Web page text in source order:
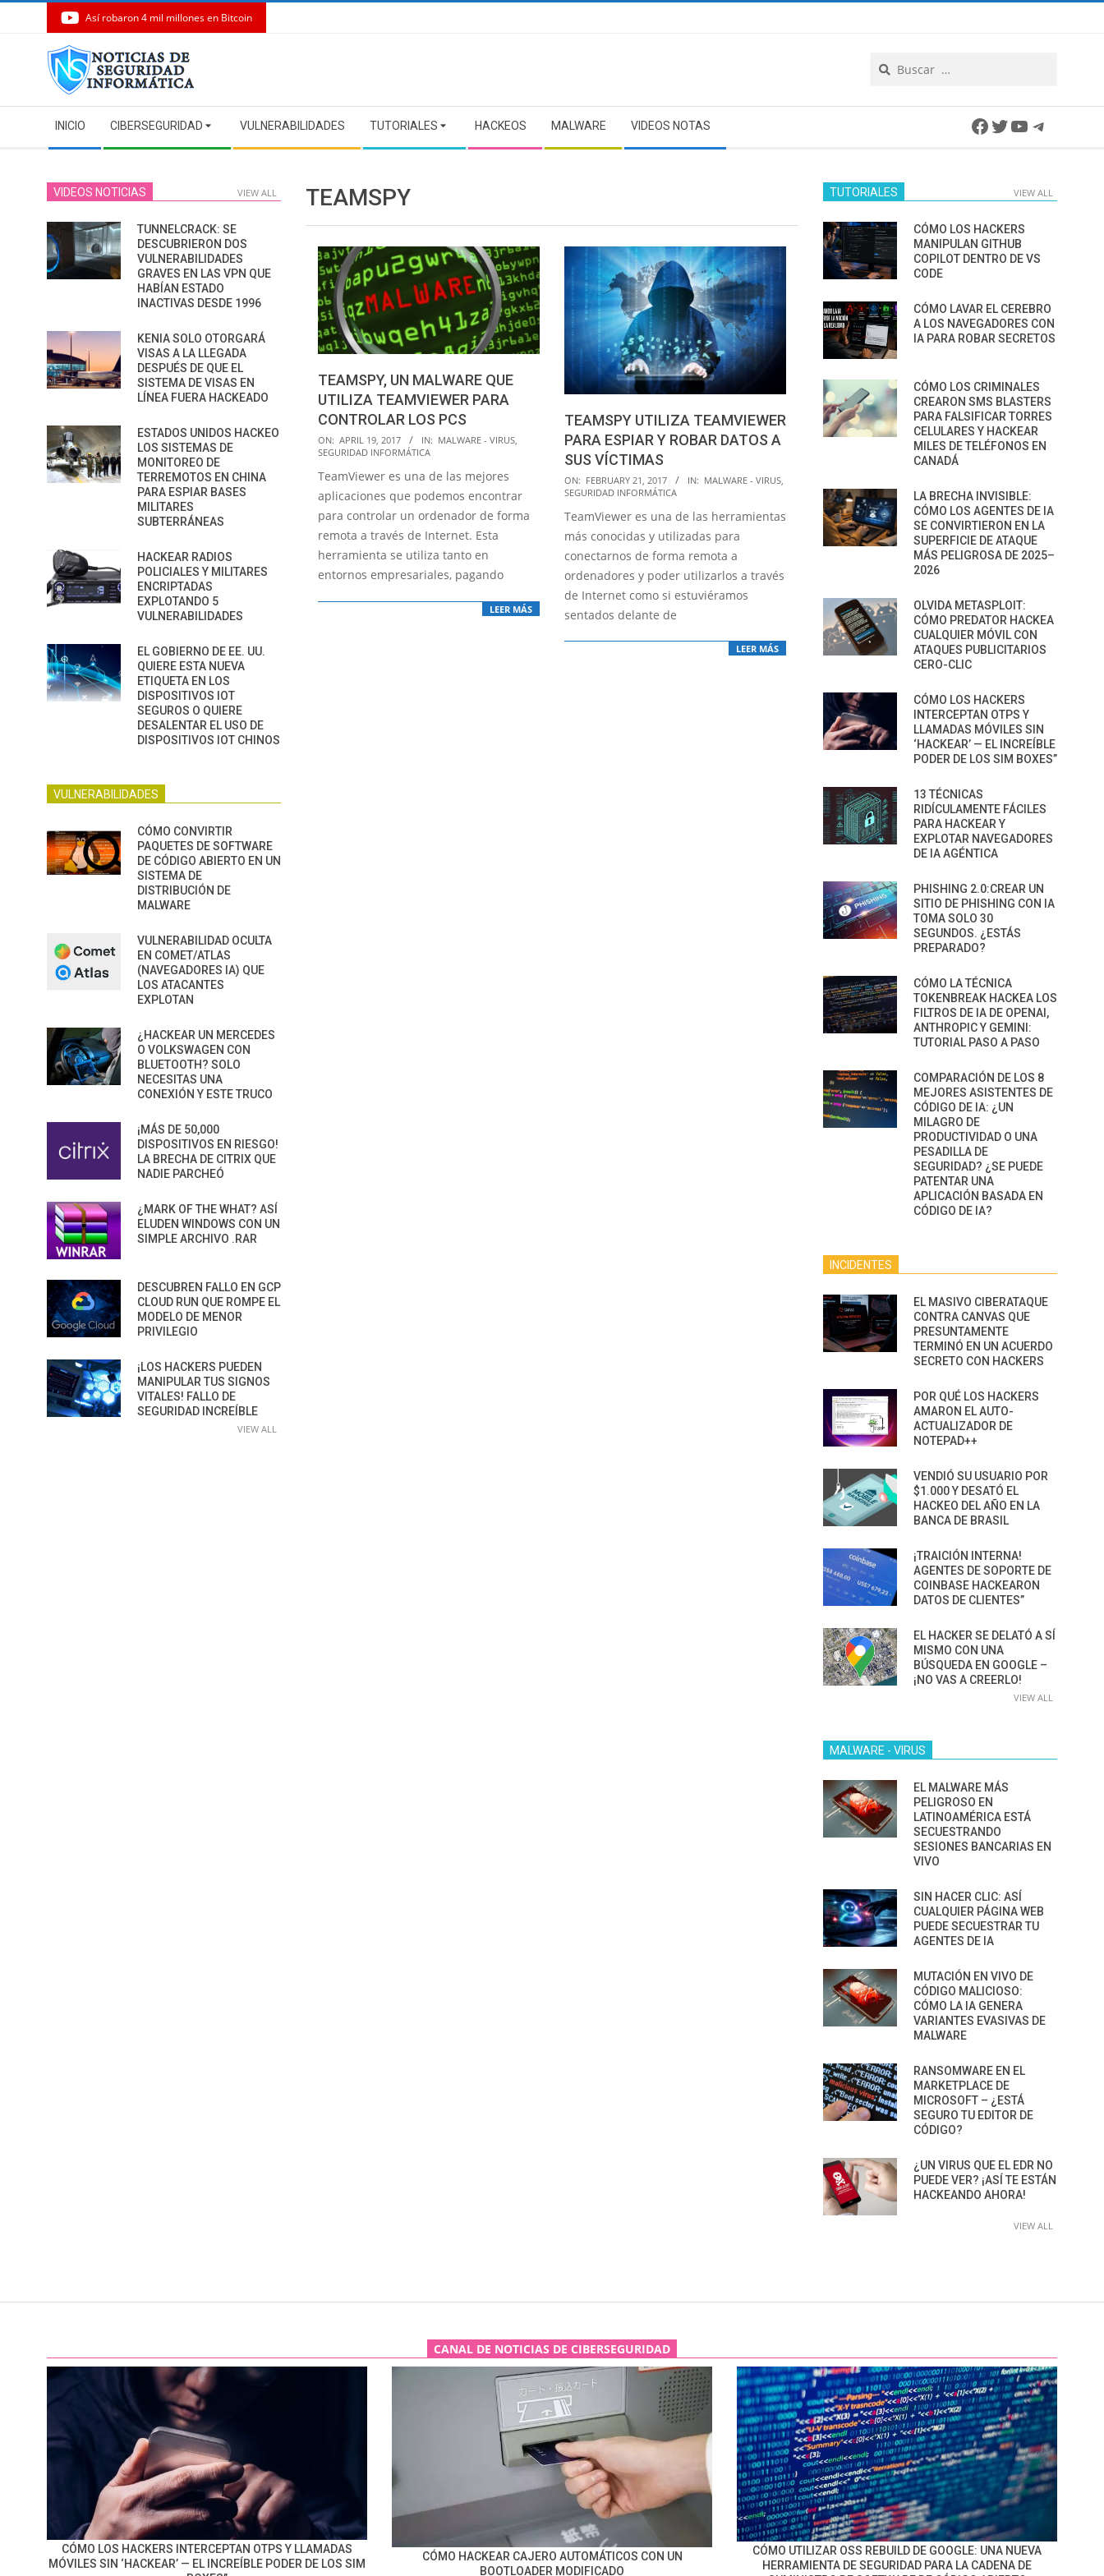
Así robaron 4 mil millones en Bitcoin
Navigation
Menu
INICIO CIBERSEGURIDAD VULNERABILIDADES TUTORIALES HACKEOS MALWARE VIDEOS NOTAS Facebook
Twitter
YouTube
TEAMSPY
TEAMSPY, UN MALWARE QUE
UTILIZA TEAMVIEWER PARA
CONTROLAR LOS PCS
2017-
04-
19
ON: APRIL 19, 2017 IN: MALWARE - VIRUS,
SEGURIDAD INFORMÁTICA
TeamViewer es una de las mejores
aplicaciones que podemos encontrar
para controlar un ordenador de forma
remota a través de Internet. Esta
herramienta se utiliza tanto en
entornos empresariales, pagando
LEER MÁS
TEAMSPY UTILIZA TEAMVIEWER
PARA ESPIAR Y ROBAR DATOS A
SUS VÍCTIMAS
2017-
02-
21
ON: FEBRUARY 21, 2017 IN: MALWARE - VIRUS
SEGURIDAD INFORMÁTICA
TeamViewer es una de las herramientas
más conocidas y utilizadas para
conectarnos de forma remota a
ordenadores y poder utilizarlos a través
de Internet como si estuviéramos
sentados delante de
LEER MÁS
VIDEOS NOTICIAS VIEW ALL
TUNNELCRACK: SE
DESCUBRIERON DOS
VULNERABILIDADES
GRAVES EN LAS VPN QUE
HABÍAN ESTADO
INACTIVAS DESDE 1996
KENIA SOLO OTORGARÁ
VISAS A LA LLEGADA
DESPUÉS DE QUE EL
SISTEMA DE VISAS EN
LÍNEA FUERA HACKEADO
ESTADOS UNIDOS HACKEO
LOS SISTEMAS DE
MONITOREO DE
TERREMOTOS EN CHINA
PARA ESPIAR BASES
MILITARES
SUBTERRÁNEAS
HACKEAR RADIOS
POLICIALES Y MILITARES
ENCRIPTADAS
EXPLOTANDO 5
VULNERABILIDADES
EL GOBIERNO DE EE. UU.
QUIERE ESTA NUEVA
ETIQUETA EN LOS
DISPOSITIVOS IOT
SEGUROS O QUIERE
DESALENTAR EL USO DE
DISPOSITIVOS IOT CHINOS
VULNERABILIDADES
CÓMO CONVIRTIR
PAQUETES DE SOFTWARE
DE CÓDIGO ABIERTO EN UN
SISTEMA DE
DISTRIBUCIÓN DE
MALWARE
VULNERABILIDAD OCULTA
EN COMET/ATLAS
(NAVEGADORES IA) QUE
LOS ATACANTES
EXPLOTAN
¿HACKEAR UN MERCEDES
O VOLKSWAGEN CON
BLUETOOTH? SOLO
NECESITAS UNA
CONEXIÓN Y ESTE TRUCO
¡MÁS DE 50,000
DISPOSITIVOS EN RIESGO!
LA BRECHA DE CITRIX QUE
NADIE PARCHEÓ
¿MARK OF THE WHAT? ASÍ
ELUDEN WINDOWS CON UN
SIMPLE ARCHIVO .RAR
DESCUBREN FALLO EN GCP
CLOUD RUN QUE ROMPE EL
MODELO DE MENOR
PRIVILEGIO
¡LOS HACKERS PUEDEN
MANIPULAR TUS SIGNOS
VITALES! FALLO DE
SEGURIDAD INCREÍBLE
VIEW ALL
TUTORIALES VIEW ALL
CÓMO LOS HACKERS
MANIPULAN GITHUB
COPILOT DENTRO DE VS
CODE
CÓMO LAVAR EL CEREBRO
A LOS NAVEGADORES CON
IA PARA ROBAR SECRETOS
CÓMO LOS CRIMINALES
CREARON SMS BLASTERS
PARA FALSIFICAR TORRES
CELULARES Y HACKEAR
MILES DE TELÉFONOS EN
CANADÁ
LA BRECHA INVISIBLE:
CÓMO LOS AGENTES DE IA
SE CONVIRTIERON EN LA
SUPERFICIE DE ATAQUE
MÁS PELIGROSA DE 2025–
2026
OLVIDA METASPLOIT:
CÓMO PREDATOR HACKEA
CUALQUIER MÓVIL CON
ATAQUES PUBLICITARIOS
CERO-CLIC
CÓMO LOS HACKERS
INTERCEPTAN OTPS Y
LLAMADAS MÓVILES SIN
‘HACKEAR’ — EL INCREÍBLE
PODER DE LOS SIM BOXES”
13 TÉCNICAS
RIDÍCULAMENTE FÁCILES
PARA HACKEAR Y
EXPLOTAR NAVEGADORES
DE IA AGÉNTICA
PHISHING 2.0:CREAR UN
SITIO DE PHISHING CON IA
TOMA SOLO 30
SEGUNDOS. ¿ESTÁS
PREPARADO?
CÓMO LA TÉCNICA
TOKENBREAK HACKEA LOS
FILTROS DE IA DE OPENAI,
ANTHROPIC Y GEMINI:
TUTORIAL PASO A PASO
COMPARACIÓN DE LOS 8
MEJORES ASISTENTES DE
CÓDIGO DE IA: ¿UN
MILAGRO DE
PRODUCTIVIDAD O UNA
PESADILLA DE
SEGURIDAD? ¿SE PUEDE
PATENTAR UNA
APLICACIÓN BASADA EN
CÓDIGO DE IA?
INCIDENTES
EL MASIVO CIBERATAQUE
CONTRA CANVAS QUE
PRESUNTAMENTE
TERMINÓ EN UN ACUERDO
SECRETO CON HACKERS
POR QUÉ LOS HACKERS
AMARON EL AUTO-
ACTUALIZADOR DE
NOTEPAD++
VENDIÓ SU USUARIO POR
$1.000 Y DESATÓ EL
HACKEO DEL AÑO EN LA
BANCA DE BRASIL
¡TRAICIÓN INTERNA!
AGENTES DE SOPORTE DE
COINBASE HACKEARON
DATOS DE CLIENTES”
EL HACKER SE DELATÓ A SÍ
MISMO CON UNA
BÚSQUEDA EN GOOGLE –
¡NO VAS A CREERLO!
VIEW ALL
MALWARE - VIRUS
EL MALWARE MÁS
PELIGROSO EN
LATINOAMÉRICA ESTÁ
SECUESTRANDO
SESIONES BANCARIAS EN
VIVO
SIN HACER CLIC: ASÍ
CUALQUIER PÁGINA WEB
PUEDE SECUESTRAR TU
AGENTES DE IA
MUTACIÓN EN VIVO DE
CÓDIGO MALICIOSO:
CÓMO LA IA GENERA
VARIANTES EVASIVAS DE
MALWARE
RANSOMWARE EN EL
MARKETPLACE DE
MICROSOFT – ¿ESTÁ
SEGURO TU EDITOR DE
CÓDIGO?
¿UN VIRUS QUE EL EDR NO
PUEDE VER? ¡ASÍ TE ESTÁN
HACKEANDO AHORA!
VIEW ALL
CANAL DE NOTICIAS DE CIBERSEGURIDAD
CÓMO LOS HACKERS INTERCEPTAN OTPS Y LLAMADAS
MÓVILES SIN ‘HACKEAR’ — EL INCREÍBLE PODER DE LOS SIM
CÓMO HACKEAR CAJERO AUTOMÁTICOS CON UN
BOOTLOADER MODIFICADO
CÓMO UTILIZAR OSS REBUILD DE GOOGLE: UNA NUEVA
HERRAMIENTA DE SEGURIDAD PARA LA CADENA DE